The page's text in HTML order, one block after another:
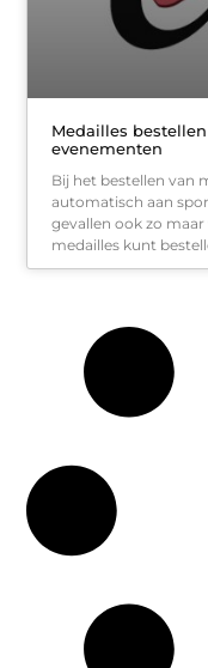
Medailles
evenementen
Bij het bestellen van
automatisch aan
gevallen ook zo
medailles kunt